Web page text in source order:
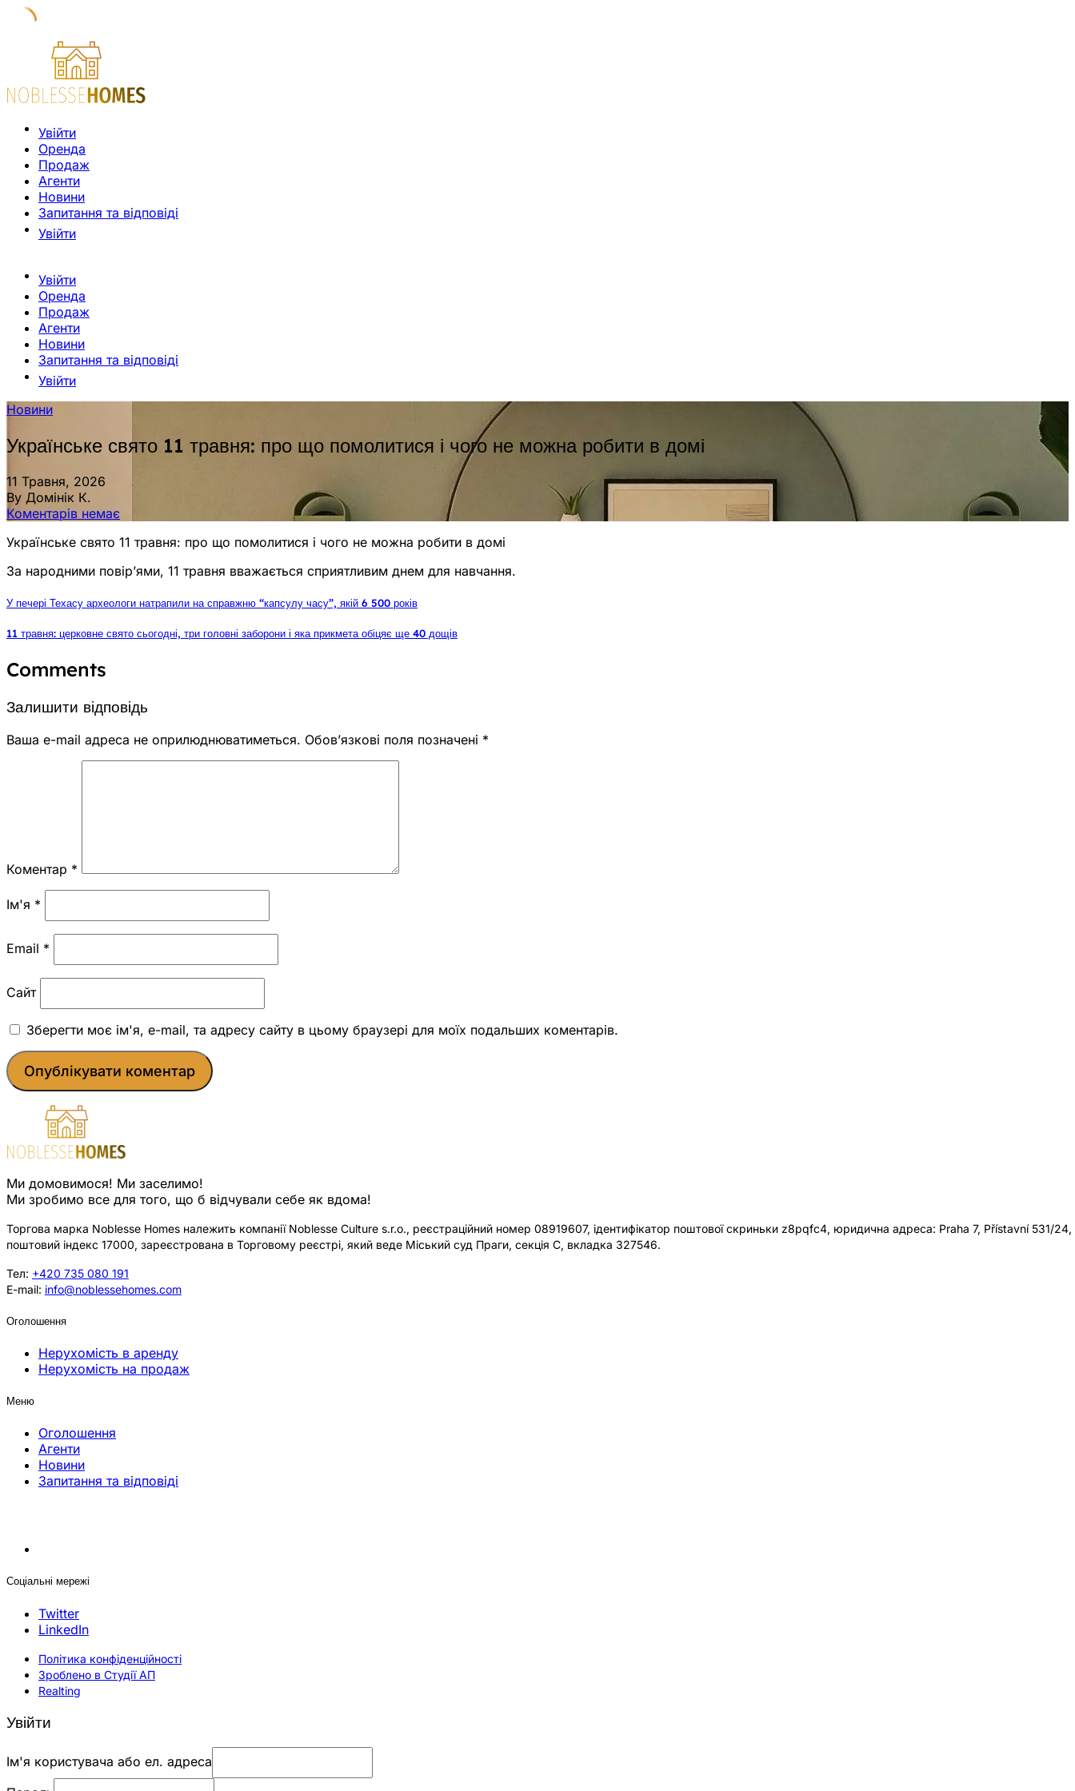
Увійти
Оренда
Продаж
Агенти
Новини
Запитання та відповіді
Увійти
Увійти
Оренда
Продаж
Агенти
Новини
Запитання та відповіді
Увійти
Новини
Українське свято 11 травня: про що помолитися і чого не можна робити в домі
11 Травня, 2026
By Домінік К.
Коментарів немає
Українське свято 11 травня: про що помолитися і чого не можна робити в домі
За народними повір’ями, 11 травня вважається сприятливим днем для навчання.
У печері Техасу археологи натрапили на справжню “капсулу часу”, якій 6 500 років
11 травня: церковне свято сьогодні, три головні заборони і яка прикмета обіцяє ще 40 дощів
Comments
Залишити відповідь
Ваша e-mail адреса не оприлюднюватиметься. Обов’язкові поля позначені *
Коментар *
Ім'я *
Email *
Сайт
Зберегти моє ім'я, e-mail, та адресу сайту в цьому браузері для моїх подальших коментарів.
Ми домовимося! Ми заселимо!
Ми зробимо все для того, що б відчували себе як вдома!
Торгова марка Noblesse Homes належить компанії Noblesse Culture s.r.o., реєстраційний номер 08919607, ідентифікатор поштової скриньки z8pqfc4, юридична адреса: Praha 7, Přístavní 531/24,
поштовий індекс 17000, зареєстрована в Торговому реєстрі, який веде Міський суд Праги, секція C, вкладка 327546.
Тел: +420 735 080 191
E-mail: info@noblessehomes.com
Оголошення
Нерухомість в аренду
Нерухомість на продаж
Меню
Оголошення
Агенти
Новини
Запитання та відповіді
Соціальні мережі
Twitter
LinkedIn
Політика конфіденційності
Зроблено в Студії АП
Realting
Увійти
Ім'я користувача або ел. адреса